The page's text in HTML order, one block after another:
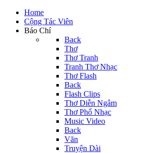
Home
Cộng Tác Viên
Báo Chí
Back
Thơ
Thơ Tranh
Tranh Thơ Nhạc
Thơ Flash
Back
Flash Clips
Thơ Diễn Ngâm
Thơ Phổ Nhạc
Music Video
Back
Văn
Truyện Dài